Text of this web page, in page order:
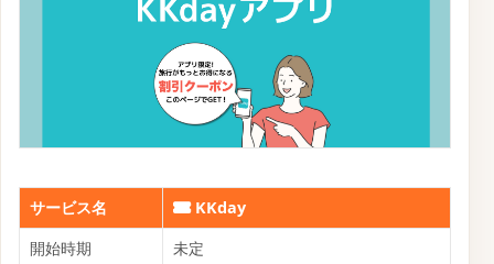
サービス名
KKday
開始時期
未定